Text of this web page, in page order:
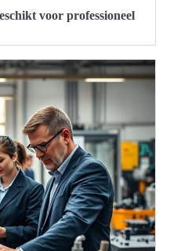
voor professioneel